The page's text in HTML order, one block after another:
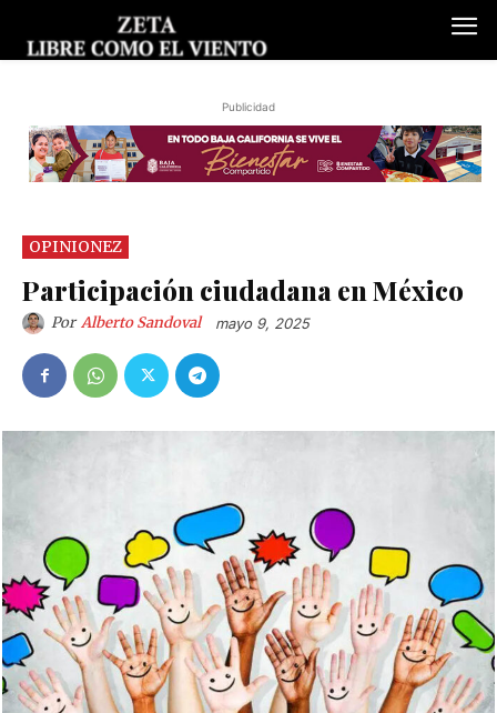
Publicidad
OPINIONEZ
Participación ciudadana en México
Alberto Sandoval